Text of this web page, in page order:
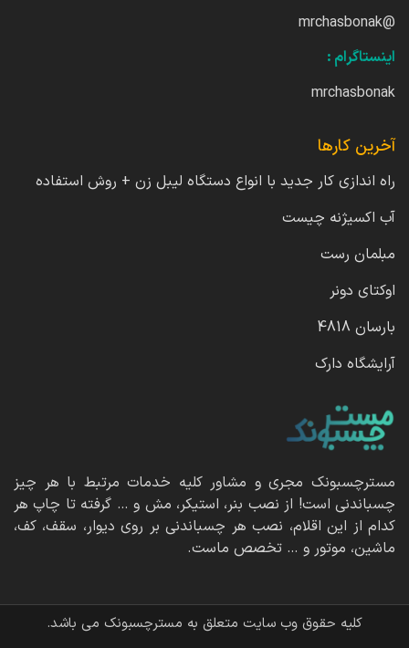
@mrchasbonak
اینستاگرام :
mrchasbonak
آخرین کارها
راه اندازی کار جدید با انواع دستگاه لیبل زن + روش استفاده
آب اکسیژنه چیست
مبلمان رست
اوکتای دونر
بارسان 4818
آرایشگاه دارک
مسترچسبونک مجری و مشاور کلیه خدمات مرتبط با هر چیز
چسباندنی است! از نصب بنر، استیکر، مش و … گرفته تا چاپ هر
کدام از این اقلام، نصب هر چسباندنی بر روی دیوار، سقف، کف،
ماشین، موتور و … تخصص ماست.
کلیه حقوق وب سایت متعلق به مسترچسبونک می باشد.